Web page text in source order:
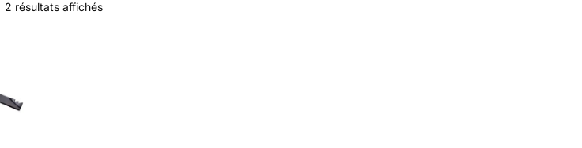
2 résultats affichés